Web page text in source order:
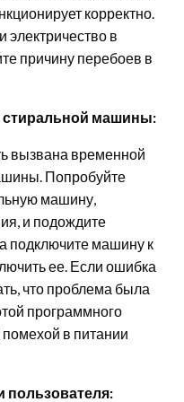
корректно.
электричество в
причину перебоев в
стиральной машины:
вызвана временной
Попробуйте
машину,
и подождите
подключите машину к
ее. Если ошибка
что проблема была
программного
в питании
пользователя: